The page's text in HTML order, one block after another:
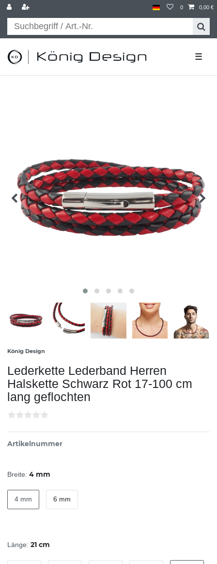
0 0,00 €
☰
König Design
Lederkette Lederband Herren
Halskette Schwarz Rot 17-100 cm
lang geflochten
Artikelnummer
Breite: 4 mm
4 mm 6 mm
Länge: 21 cm